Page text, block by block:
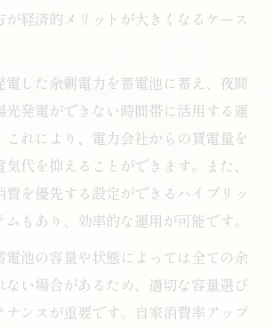
が経済的メリットが大きくなるケース
電した余剰電力を蓄電池に蓄え、夜間
光発電ができない時間帯に活用する運
これにより、電力会社からの買電量を
代を抑えることができます。また、
費を優先する設定ができるハイブリッ
ムもあり、効率的な運用が可能です。
電池の容量や状態によっては全ての余
ない場合があるため、適切な容量選び
ナンスが重要です。自家消費率アップ